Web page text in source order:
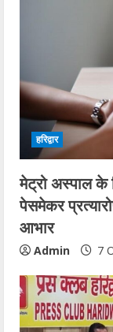
हरिद्वार
मेट्रो अस्पाल के
पेसमेकर
आभार
Admin 7